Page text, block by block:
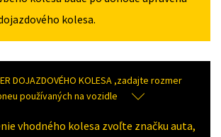
kolesa.
DOJAZDOVÉHO KOLESA ,zadajte rozmer
používaných na vozidle
vhodného kolesa zvoľte značku auta,